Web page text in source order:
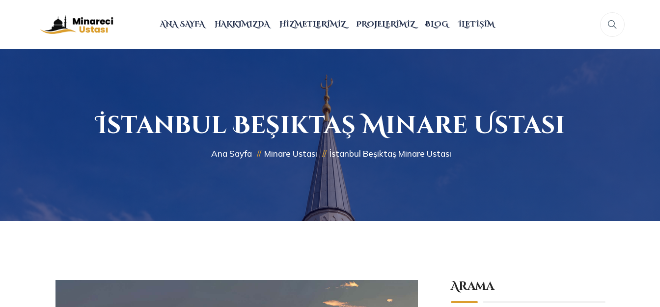
ANA SAYFA HAKKIMIZDA HIZMETLERIMIZ PROJELERIMIZ BLOG İLETIŞIM
İstanbul Beşiktaş Minare Ustası
Ana Sayfa Minare Ustası İstanbul Beşiktaş Minare Ustası
Arama